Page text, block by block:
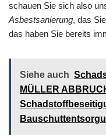
schauen Sie sich also
Asbestsanierung, das
das haben Sie bereits
Siehe auch
MÜLLER